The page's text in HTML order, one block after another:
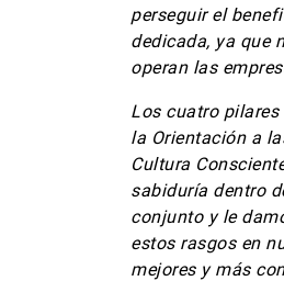
perseguir el
dedicada, ya que
operan las
Los cuatro pilares
la Orientación a
Cultura
sabiduría dentro
conjunto y le
estos rasgos en
mejores y más